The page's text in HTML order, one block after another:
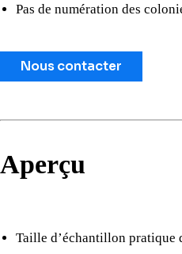
Pas de numération des
Nous contacter
Aperçu
Taille d’échantillon pratique